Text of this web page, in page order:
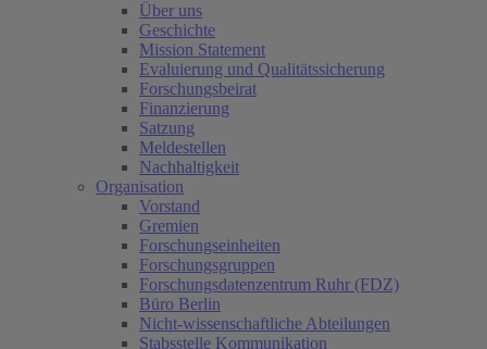
Über uns
Geschichte
Mission Statement
Evaluierung und Qualitätssicherung
Forschungsbeirat
Finanzierung
Satzung
Meldestellen
Nachhaltigkeit
Organisation
Vorstand
Gremien
Forschungseinheiten
Forschungsgruppen
Forschungsdatenzentrum Ruhr (FDZ)
Büro Berlin
Nicht-wissenschaftliche Abteilungen
Stabsstelle Kommunikation